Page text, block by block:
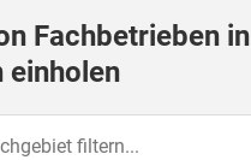
Fachbetrieben in
einholen